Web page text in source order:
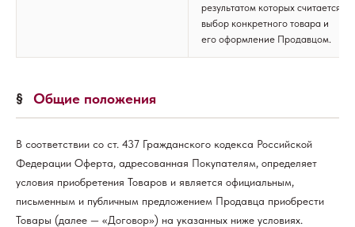
результатом которых считается
выбор конкретного товара и
его оформление Продавцом.
§ Общие положения
В соответствии со ст. 437 Гражданского кодекса Российской
Федерации Оферта, адресованная Покупателям, определяет
условия приобретения Товаров и является официальным,
письменным и публичным предложением Продавца приобрести
Товары (далее — «Договор») на указанных ниже условиях.